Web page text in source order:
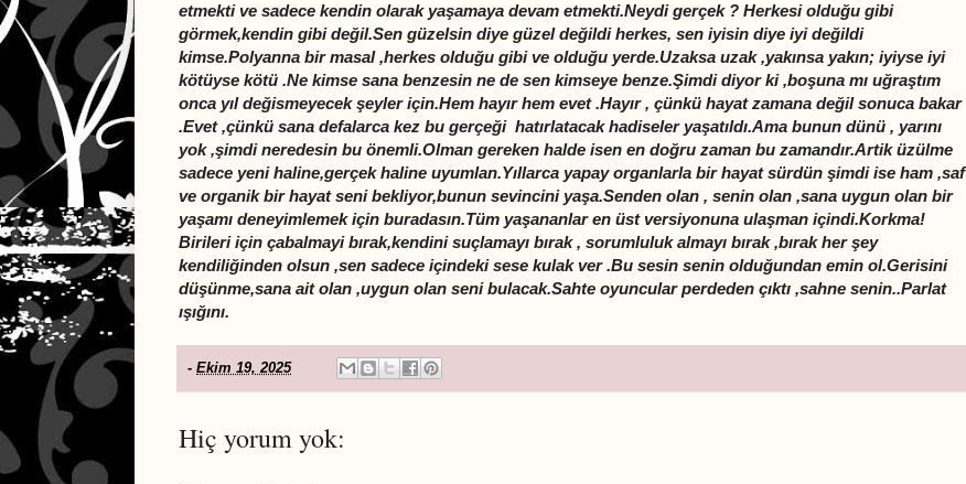
etmekti ve sadece kendin olarak yaşamaya devam etmekti.Neydi gerçek ? Herkesi olduğu gibi
görmek,kendin gibi değil.Sen güzelsin diye güzel değildi herkes, sen iyisin diye iyi değildi
kimse.Polyanna bir masal ,herkes olduğu gibi ve olduğu yerde.Uzaksa uzak ,yakınsa yakın; iyiyse iyi
kötüyse kötü .Ne kimse sana benzesin ne de sen kimseye benze.Şimdi diyor ki ,boşuna mı uğraştım
onca yıl değismeyecek şeyler için.Hem hayır hem evet .Hayır , çünkü hayat zamana değil sonuca bakar
.Evet ,çünkü sana defalarca kez bu gerçeği hatırlatacak hadiseler yaşatıldı.Ama bunun dünü , yarını
yok ,şimdi neredesin bu önemli.Olman gereken halde isen en doğru zaman bu zamandır.Artik üzülme
sadece yeni haline,gerçek haline uyumlan.Yıllarca yapay organlarla bir hayat sürdün şimdi ise ham ,saf
ve organik bir hayat seni bekliyor,bunun sevincini yaşa.Senden olan , senin olan ,sana uygun olan bir
yaşamı deneyimlemek için buradasın.Tüm yaşananlar en üst versiyonuna ulaşman içindi.Korkma!
Birileri için çabalmayi bırak,kendini suçlamayı bırak , sorumluluk almayı bırak ,bırak her şey
kendiliğinden olsun ,sen sadece içindeki sese kulak ver .Bu sesin senin olduğundan emin ol.Gerisini
düşünme,sana ait olan ,uygun olan seni bulacak.Sahte oyuncular perdeden çıktı ,sahne senin..Parlat
ışığını.
- Ekim 19, 2025
Hiç yorum yok: